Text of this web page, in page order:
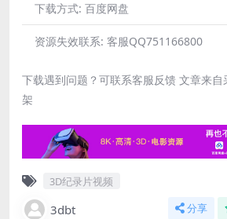
下载方式: 百度网盘
资源失效联系: 客服QQ751166800
下载遇到问题？可联系客服反馈 文章来
架
3D纪录片视频
3dbt 分享